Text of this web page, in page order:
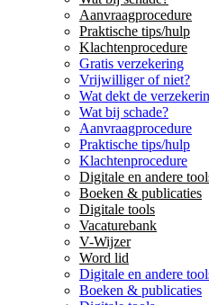
Aanvraagprocedure
Praktische tips/hulp
Klachtenprocedure
Gratis verzekering
Vrijwilliger of niet?
Wat dekt de
Wat bij schade?
Aanvraagprocedure
Praktische tips/hulp
Klachtenprocedure
Digitale en andere
Boeken & publicaties
Digitale tools
Vacaturebank
V-Wijzer
Word lid
Digitale en andere
Boeken & publicaties